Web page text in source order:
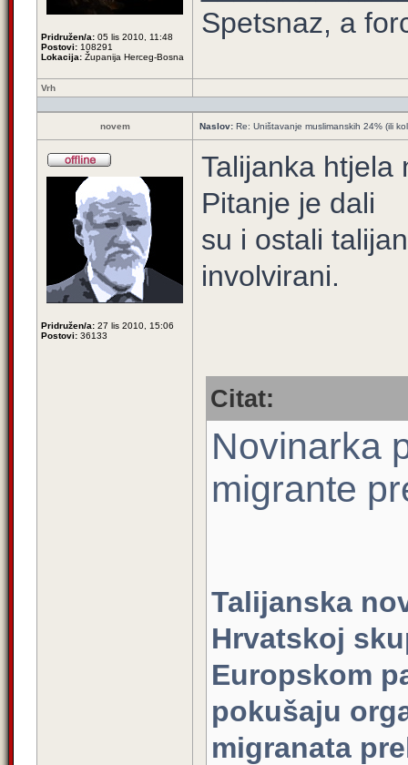
Pridružen/a: 05 lis 2010, 11:48
Postovi: 108291
Lokacija: Županija Herceg-Bosna
Spetsnaz, a
Vrh
novem Naslov: Re: Uništavanje muslimanskih 24% (ili
Pridružen/a: 27 lis 2010, 15:06
Postovi: 36133
Talijanka htjela
Pitanje je dali
su i ostali
involvirani.
Citat:
Novinarka
migrante
Talijanska
Hrvatskoj
Europskom
pokušaju
migranata